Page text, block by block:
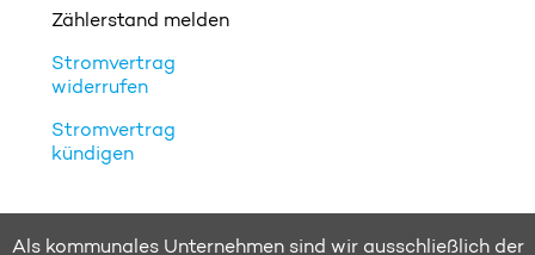
Zählerstand melden
Stromvertrag
widerrufen
Stromvertrag
kündigen
Als kommunales Unternehmen sind wir ausschließlich der